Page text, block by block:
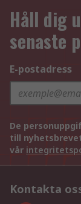
Håll dig
senaste
E-postadress
De
till
vår
Kontakta